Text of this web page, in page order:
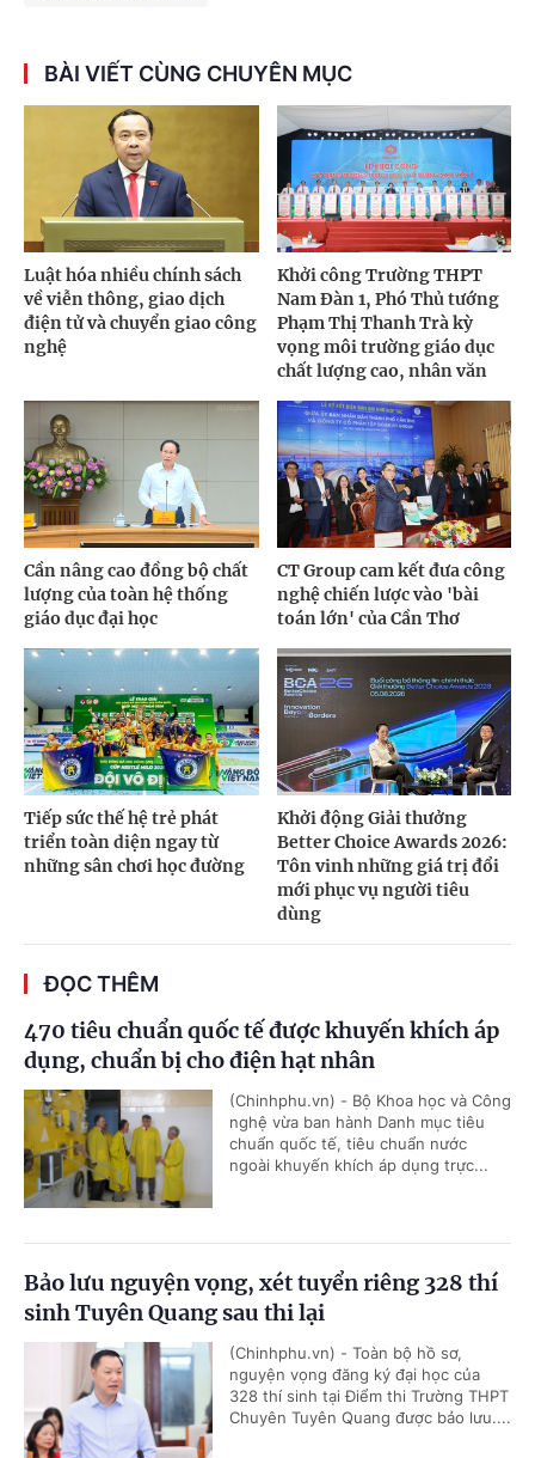
BÀI VIẾT CÙNG CHUYÊN MỤC
Luật hóa nhiều chính sách
về viễn thông, giao dịch
điện tử và chuyển giao công
nghệ
Khởi công Trường THPT
Nam Đàn 1, Phó Thủ tướng
Phạm Thị Thanh Trà kỳ
vọng môi trường giáo dục
chất lượng cao, nhân văn
Cần nâng cao đồng bộ chất
lượng của toàn hệ thống
giáo dục đại học
CT Group cam kết đưa công
nghệ chiến lược vào 'bài
toán lớn' của Cần Thơ
Tiếp sức thế hệ trẻ phát
triển toàn diện ngay từ
những sân chơi học đường
Khởi động Giải thưởng
Better Choice Awards 2026:
Tôn vinh những giá trị đổi
mới phục vụ người tiêu
dùng
ĐỌC THÊM
470 tiêu chuẩn quốc tế được khuyến khích áp
dụng, chuẩn bị cho điện hạt nhân
(Chinhphu.vn) - Bộ Khoa học và Công
nghệ vừa ban hành Danh mục tiêu
chuẩn quốc tế, tiêu chuẩn nước
ngoài khuyến khích áp dụng trực...
Bảo lưu nguyện vọng, xét tuyển riêng 328 thí
sinh Tuyên Quang sau thi lại
(Chinhphu.vn) - Toàn bộ hồ sơ,
nguyện vọng đăng ký đại học của
328 thí sinh tại Điểm thi Trường THPT
Chuyên Tuyên Quang được bảo lưu....